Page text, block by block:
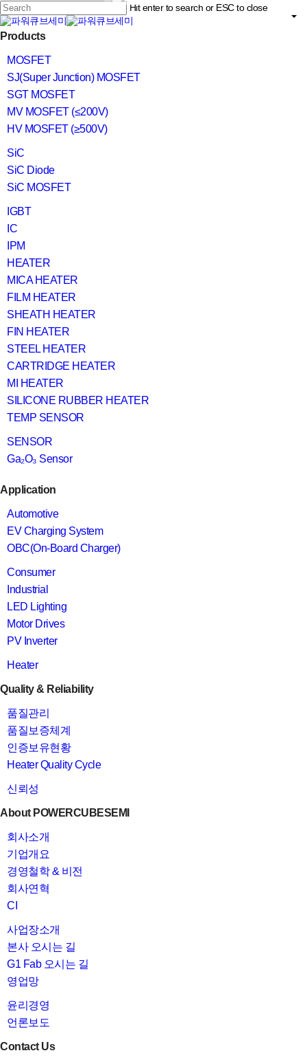
Skip
to
main
content
Hit enter to search or ESC to close
Close
Search
search
Menu
Products
MOSFET
SJ(Super Junction) MOSFET
SGT MOSFET
MV MOSFET (≤200V)
HV MOSFET (≥500V)
SiC
SiC Diode
SiC MOSFET
IGBT
IC
IPM
HEATER
MICA HEATER
FILM HEATER
SHEATH HEATER
FIN HEATER
STEEL HEATER
CARTRIDGE HEATER
MI HEATER
SILICONE RUBBER HEATER
TEMP SENSOR
SENSOR
Ga₂O₃ Sensor
Application
Automotive
EV Charging System
OBC(On-Board Charger)
Consumer
Industrial
LED Lighting
Motor Drives
PV Inverter
Heater
Quality & Reliability
품질관리
품질보증체계
인증보유현황
Heater Quality Cycle
신뢰성
About POWERCUBESEMI
회사소개
기업개요
경영철학 & 비전
회사연혁
CI
사업장소개
본사 오시는 길
G1 Fab 오시는 길
영업망
윤리경영
언론보도
Contact Us